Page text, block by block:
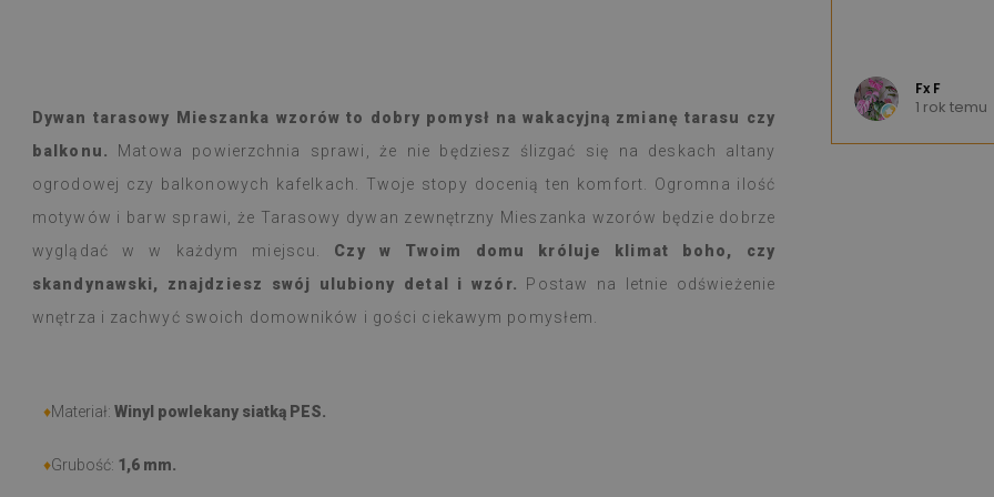
Dywan tarasowy Mieszanka wzorów to dobry pomysł na wakacyjną zmianę tarasu czy
balkonu.
Matowa powierzchnia sprawi, że nie będziesz ślizgać się na deskach altany
ogrodowej czy balkonowych kafelkach. Twoje stopy docenią ten komfort. Ogromna ilość
motywów i barw sprawi, że Tarasowy dywan zewnętrzny Mieszanka wzorów będzie dobrze
wyglądać w w każdym miejscu.
Czy w Twoim domu króluje klimat boho, czy
skandynawski, znajdziesz swój ulubiony detal i wzór.
Postaw na letnie odświeżenie
wnętrza i zachwyć swoich domowników i gości ciekawym pomysłem.
♦Materiał: Winyl powlekany siatką PES.
♦Grubość: 1,6 mm.
:)
1 rok temu
Fx F
1 rok temu